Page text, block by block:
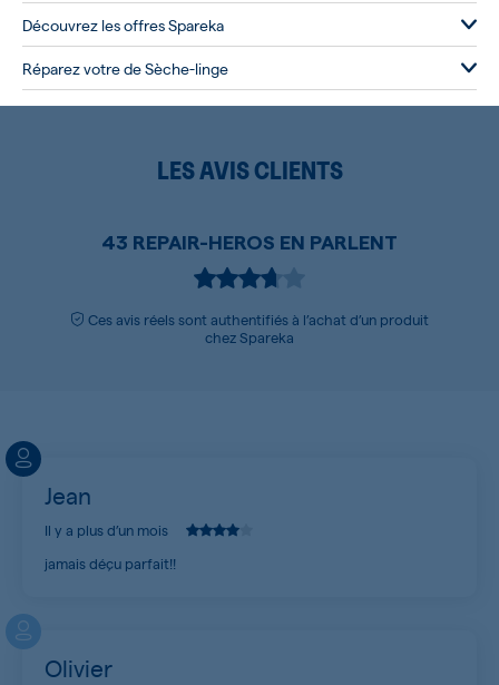
Découvrez les offres Spareka
Réparez votre de Sèche-linge
LES AVIS CLIENTS
43 REPAIR-HEROS EN PARLENT
Ces avis réels sont authentifiés à l’achat d’un produit
chez Spareka
Jean
Il y a plus d’un mois
jamais déçu parfait!!
Olivier